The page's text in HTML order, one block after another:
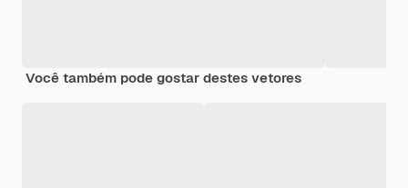
Você também pode gostar destes vetores